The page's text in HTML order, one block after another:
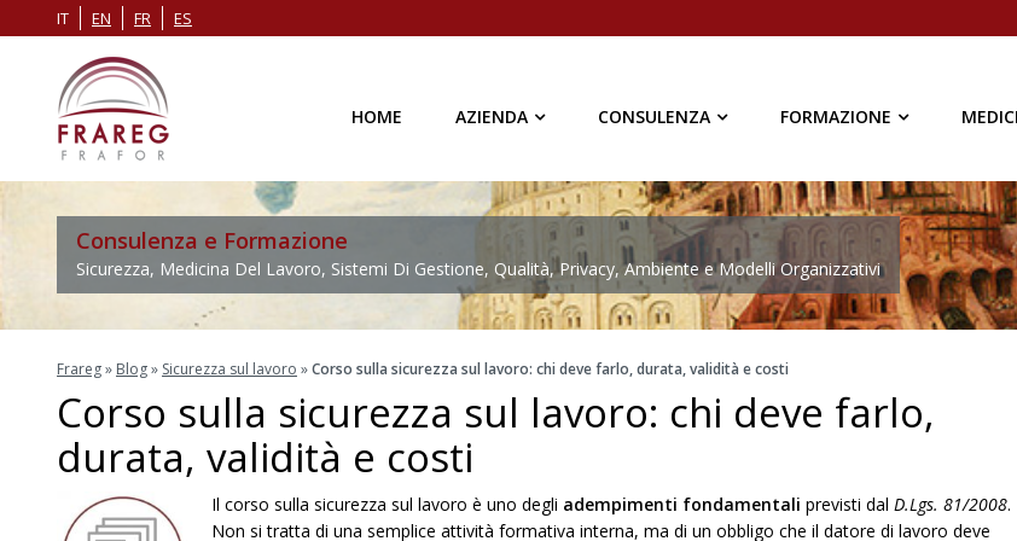
IT EN FR ES
HOME AZIENDA CONSULENZA FORMAZIONE
Consulenza e Formazione
Sicurezza, Medicina Del Lavoro, Sistemi Di Gestione, Qualità, Privacy, Ambiente e Modelli Organizzativi
Frareg» Blog» Sicurezza sul lavoro »Corso sulla sicurezza sul lavoro: chi deve farlo, durata, validità e costi
Corso sulla sicurezza sul lavoro: chi deve farlo,
durata, validità e costi
Il corso sulla sicurezza sul lavoro è uno degli adempimenti fondamentali previsti dal D.Lgs. 81/2008.
Non si tratta di una semplice attività formativa interna, ma di un obbligo che il datore di lavoro deve